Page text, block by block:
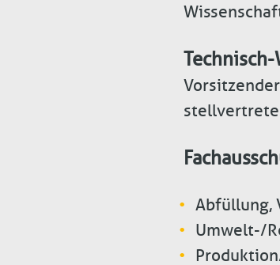
Abfüllung,
Umwelt-/